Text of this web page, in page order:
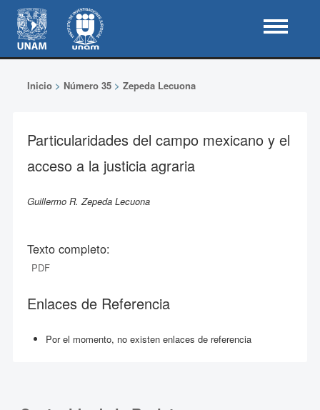
Inicio> Número 35> Zepeda Lecuona
Particularidades del campo mexicano y el
acceso a la justicia agraria
Guillermo R. Zepeda Lecuona
Texto completo:
PDF
Enlaces de Referencia
Por el momento, no existen enlaces de referencia